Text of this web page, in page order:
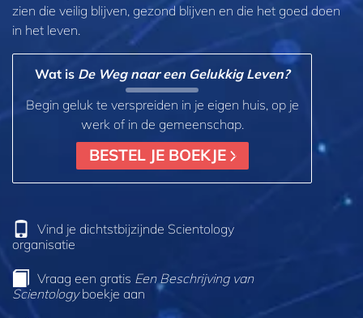
zien die veilig blijven, gezond blijven en die het goed doen
in het leven.
Wat is De Weg naar een Gelukkig Leven?
Begin geluk te verspreiden in je eigen huis, op je
werk of in de gemeenschap.
BESTEL JE BOEKJE
Vind je dichtstbijzijnde Scientology
organisatie
Vraag een gratis Een Beschrijving van
Scientologyboekje aan